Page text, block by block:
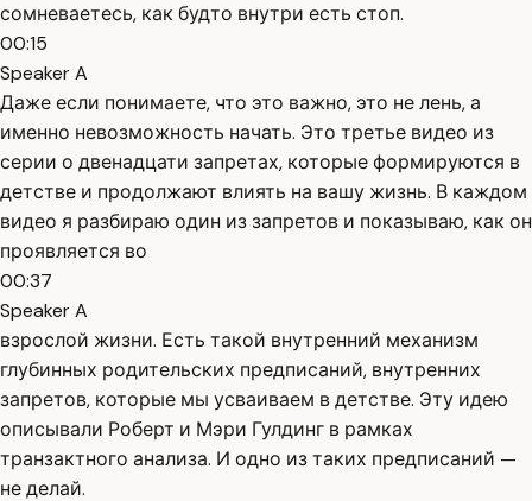
сомневаетесь, как будто внутри есть стоп.
00:15
Speaker A
Даже если понимаете, что это важно, это не лень, а
именно невозможность начать. Это третье видео из
серии о двенадцати запретах, которые формируются в
детстве и продолжают влиять на вашу жизнь. В каждом
видео я разбираю один из запретов и показываю, как он
проявляется во
00:37
Speaker A
взрослой жизни. Есть такой внутренний механизм
глубинных родительских предписаний, внутренних
запретов, которые мы усваиваем в детстве. Эту идею
описывали Роберт и Мэри Гулдинг в рамках
транзактного анализа. И одно из таких предписаний —
не делай.